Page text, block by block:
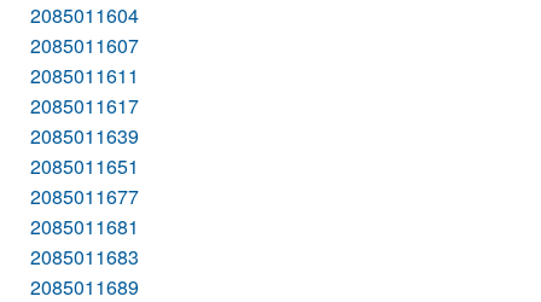
2085011604
2085011607
2085011611
2085011617
2085011639
2085011651
2085011677
2085011681
2085011683
2085011689